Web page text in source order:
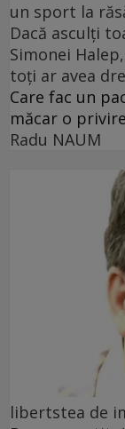
un sport la
Dacă asculți
Simonei
toți ar avea
Care fac un
măcar o
Radu NAUM
libertstea de